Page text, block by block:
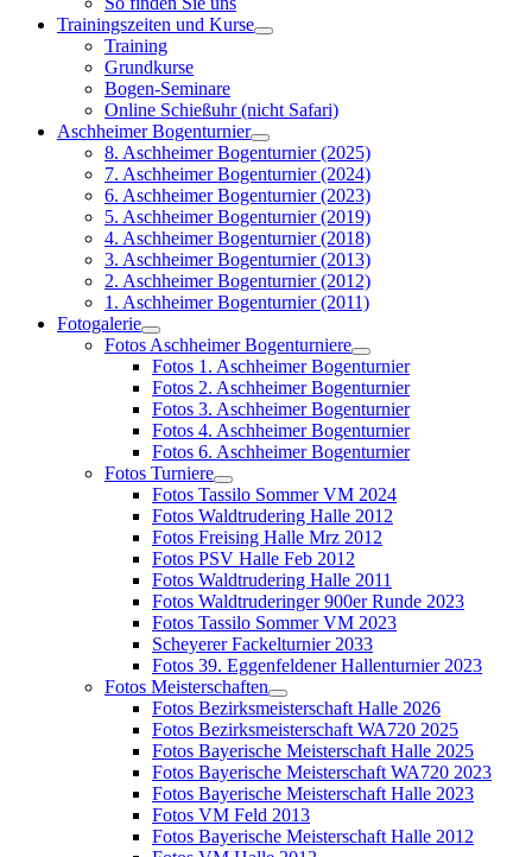
Trainingszeiten und Kurse
Training
Grundkurse
Bogen-Seminare
Online Schießuhr (nicht Safari)
Aschheimer Bogenturnier
8. Aschheimer Bogenturnier (2025)
7. Aschheimer Bogenturnier (2024)
6. Aschheimer Bogenturnier (2023)
5. Aschheimer Bogenturnier (2019)
4. Aschheimer Bogenturnier (2018)
3. Aschheimer Bogenturnier (2013)
2. Aschheimer Bogenturnier (2012)
1. Aschheimer Bogenturnier (2011)
Fotogalerie
Fotos Aschheimer Bogenturniere
Fotos 1. Aschheimer Bogenturnier
Fotos 2. Aschheimer Bogenturnier
Fotos 3. Aschheimer Bogenturnier
Fotos 4. Aschheimer Bogenturnier
Fotos 6. Aschheimer Bogenturnier
Fotos Turniere
Fotos Tassilo Sommer VM 2024
Fotos Waldtrudering Halle 2012
Fotos Freising Halle Mrz 2012
Fotos PSV Halle Feb 2012
Fotos Waldtrudering Halle 2011
Fotos Waldtruderinger 900er Runde 2023
Fotos Tassilo Sommer VM 2023
Scheyerer Fackelturnier 2033
Fotos 39. Eggenfeldener Hallenturnier 2023
Fotos Meisterschaften
Fotos Bezirksmeisterschaft Halle 2026
Fotos Bezirksmeisterschaft WA720 2025
Fotos Bayerische Meisterschaft Halle 2025
Fotos Bayerische Meisterschaft WA720 2023
Fotos Bayerische Meisterschaft Halle 2023
Fotos VM Feld 2013
Fotos Bayerische Meisterschaft Halle 2012